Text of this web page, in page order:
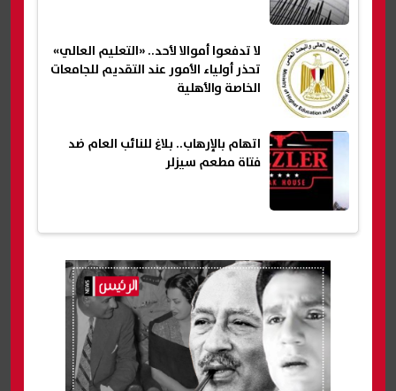
لا تدفعوا أموالا لأحد.. «التعليم العالي»
تحذر أولياء الأمور عند التقديم للجامعات
الخاصة والأهلية
اتهام بالإرهاب.. بلاغ للنائب العام ضد
فتاة مطعم سيزلر